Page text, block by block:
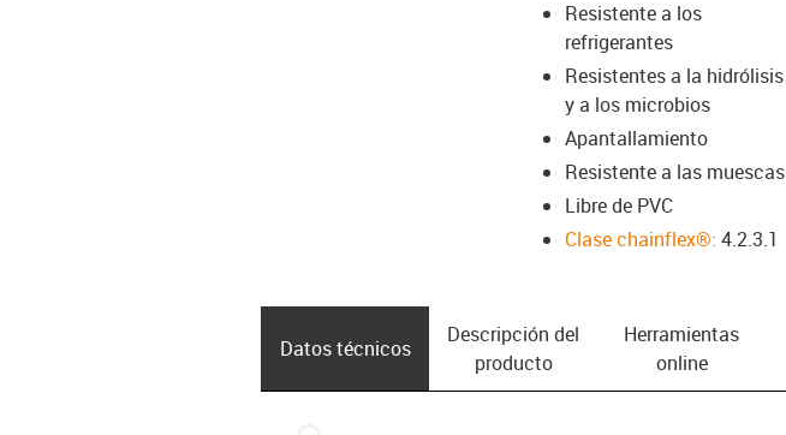
Resistente a los
refrigerantes
Resistentes a la hidrólisis
y a los microbios
Apantallamiento
Resistente a las muescas
Libre de PVC
Clase chainflex®: 4.2.3.1
Datos técnicos
Descripción del
producto
Herramientas
online